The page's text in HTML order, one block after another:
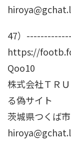
47）
https://
Qoo10
株式会社ＴＲ
る偽サイト
茨城県つくば市